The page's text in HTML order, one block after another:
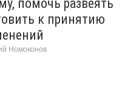
помочь развеять
к принятию
Номоконов